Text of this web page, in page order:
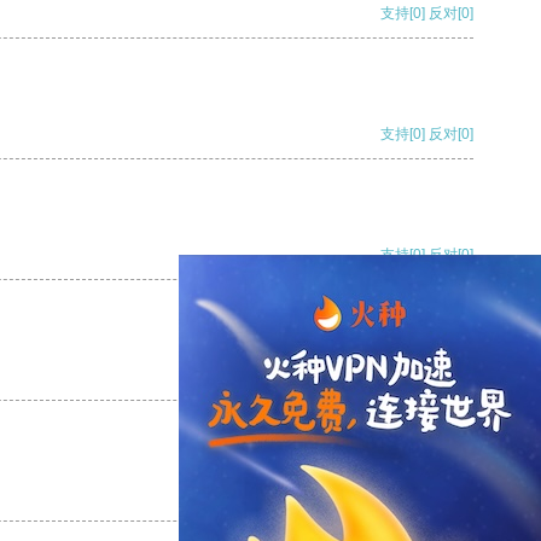
支持[0] 反对[0]
支持[0] 反对[0]
支持[0] 反对[0]
支持[0] 反对
支持